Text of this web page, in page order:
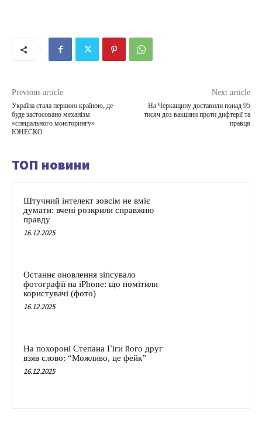
Previous article
Україна стала першою країною, де
буде застосовано механізм
«спеціального моніторингу»
ЮНЕСКО
Next article
На Черкащину доставили понад 95
тисяч доз вакцини проти дифтерії та
правця
ТОП новини
Штучний інтелект зовсім не вміє
думати: вчені розкрили справжню
правду
16.12.2025
Останнє оновлення зіпсувало
фотографії на iPhone: що помітили
користувачі (фото)
16.12.2025
На похороні Степана Гіги його друг
взяв слово: “Можливо, це фейк”
16.12.2025